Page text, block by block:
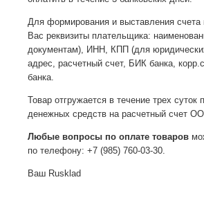
Для формирования и выставления счета
Вас реквизиты плательщика:
документам), ИНН, КПП (для
адрес, расчетный счет, БИК банка,
банка.
Товар отгружается в течение трех суток
денежных средств на расчетный счет
Любые вопросы по оплате товаров
по телефону: +7 (985) 760-03-30.
Ваш Rusklad